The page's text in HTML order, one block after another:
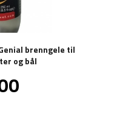
brenngele til
og bål